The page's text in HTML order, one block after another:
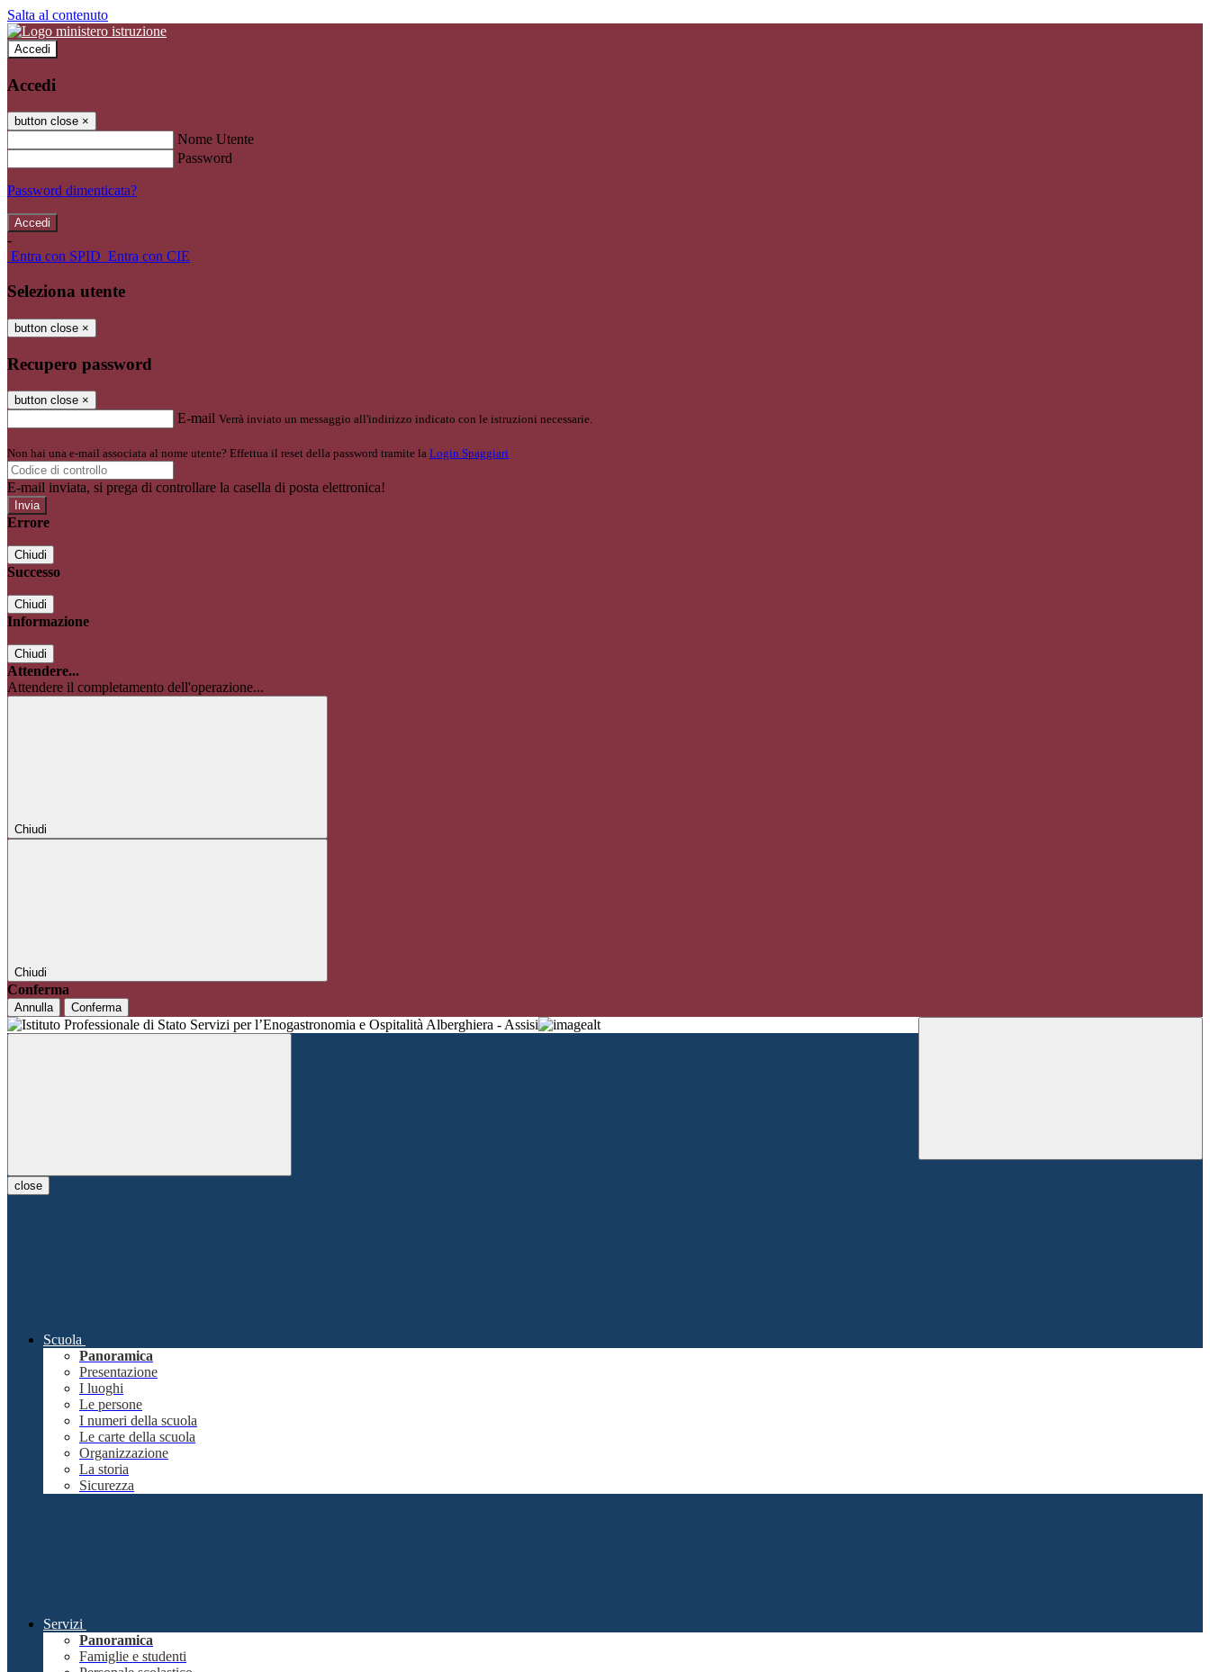
Salta al contenuto
Accedi
Accedi
button close ×
Nome Utente
Password
Password dimenticata?
-
Entra con SPID Entra con CIE
Seleziona utente
button close ×
Recupero password
button close ×
E-mail Verrà inviato un messaggio all'indirizzo indicato con le istruzioni necessarie.
Non hai una e-mail associata al nome utente? Effettua il reset della password tramite la Login Spaggiari
E-mail inviata, si prega di controllare la casella di posta elettronica!
Errore
Chiudi
Successo
Chiudi
Informazione
Chiudi
Attendere...
Attendere il completamento dell'operazione...
Chiudi
Chiudi
Conferma
Annulla Conferma
close
Scuola
Panoramica
Presentazione
I luoghi
Le persone
I numeri della scuola
Le carte della scuola
Organizzazione
La storia
Sicurezza
Servizi
Panoramica
Famiglie e studenti